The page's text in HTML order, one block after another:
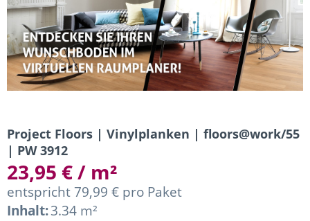
Project Floors | Vinylplanken | floors@work/55
| PW 3912
23,95 € / m²
entspricht 79,99 € pro Paket
Inhalt:3.34 m²